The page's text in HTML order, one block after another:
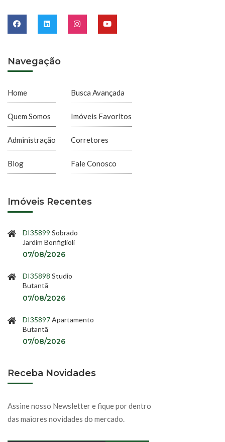
Navegação
Home
Quem Somos
Administração
Blog
Busca Avançada
Imóveis Favoritos
Corretores
Fale Conosco
Imóveis Recentes
DI35899 Sobrado
Jardim Bonfiglioli
07/08/2026
DI35898 Studio
Butantã
07/08/2026
DI35897Apartamento
Butantã
07/08/2026
Receba Novidades
Assine nosso Newsletter e fique por dentro
das maiores novidades do mercado.